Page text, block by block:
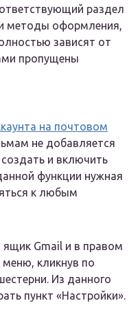
раздел
методы оформления,
зависят от
пропущены
на почтовом
не добавляется
и включить
функции нужная
к любым
Gmail и в правом
меню, кликнув по
Из данного
пункт «Настройки».